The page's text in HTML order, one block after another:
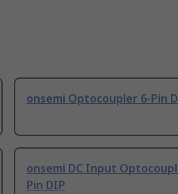
onsemi Optocoupler 6-Pin
onsemi DC Input
Pin DIP